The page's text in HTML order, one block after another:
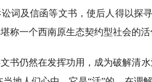
词及信函等文书，使后人得以探
称一个西南原生态契约型社会的活
仍然在发挥功用，成为破解清水